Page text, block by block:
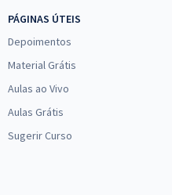
PÁGINAS ÚTEIS
Depoimentos
Material Grátis
Aulas ao Vivo
Aulas Grátis
Sugerir Curso